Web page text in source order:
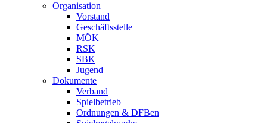
Organisation
Vorstand
Geschäftsstelle
MÖK
RSK
SBK
Jugend
Dokumente
Verband
Spielbetrieb
Ordnungen & DFBen